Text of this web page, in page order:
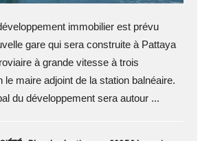
immobilier est prévu
gare qui sera construite à Pattaya
à grande vitesse à trois
le maire adjoint de la station balnéaire.
du développement sera autour ...